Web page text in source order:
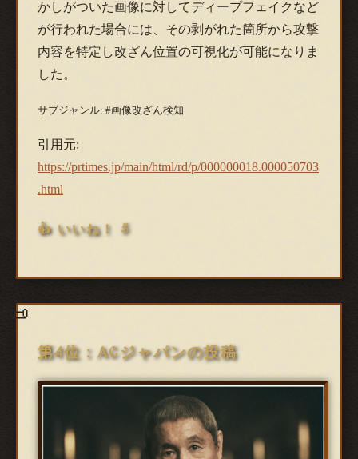
かしがついた画像に対してディープフェイクなど
が行われた場合には、その剥がれた箇所から攻撃
内容を特定し改ざん位置の可視化が可能になりま
した。
サブジャンル: #画像改ざん検知
引用元:
https://prtimes.jp/main/html/rd/p/000000018.000050703
.html
👍 いいね！ 5
第4位：ACジャパンの投稿